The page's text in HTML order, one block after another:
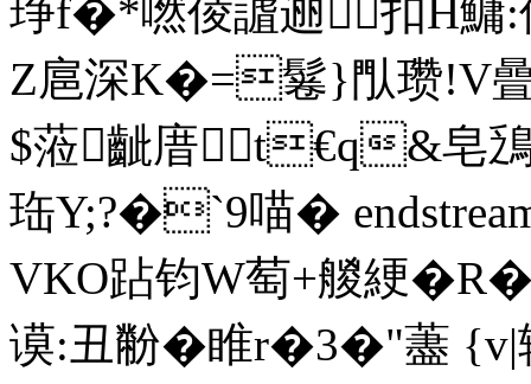
琤f�*嘫倰謯逦扣H鱅:
Z扈深K�=鬈}閄瓒!V
$蒞齜庴t€q&皂
珤Υ;?�`9喵�
VKO跕钧W萄+艐綆
谟:丑黺�睢r�3�"藎 {v|